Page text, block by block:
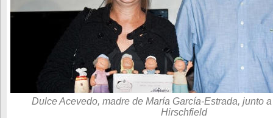
Dulce Acevedo, madre de María García-Estrada, junto
Hirschfield